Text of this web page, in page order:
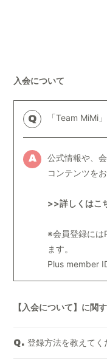
SCHEDULE
VIDEO
RADIO
会員登録
入会について
Q 「Team MiMi
A
公式情報や、
コンテンツを
>>詳しくはこ
※会員登録には
ます。
Plus member
【入会について】に関
Q. 登録方法を教えてく